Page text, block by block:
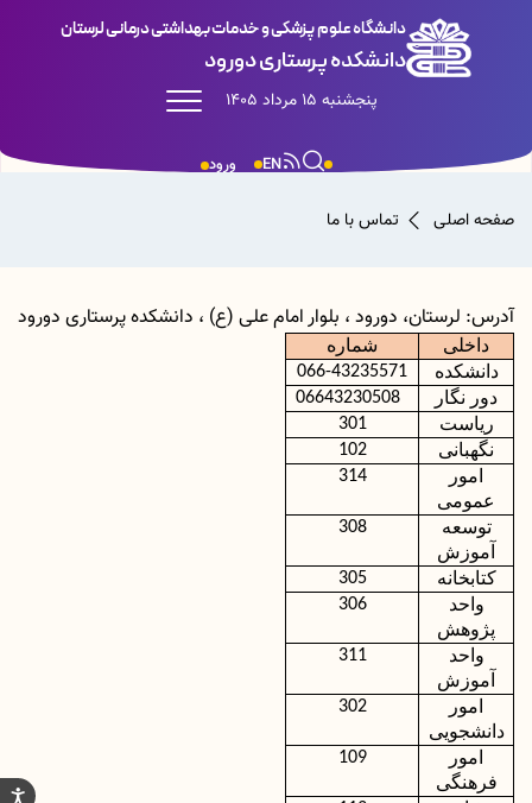
دانشگاه علوم پزشکی و خدمات بهداشتی درمانی لرستان
دانشکده پرستاری دورود
پنجشنبه 15 مرداد 1405
ورود EN
صفحه اصلی تماس با ما
آدرس: لرستان، دورود ، بلوار امام علی (ع) ، دانشکده پرستاری دورود
داخلی
شماره
دانشکده
066-43235571
دور نگار 06643230508
ریاست 301
نگهبانی 102
امور
عمومی
314
توسعه
آموزش
308
کتابخانه 305
واحد
پژوهش
306
واحد
آموزش
311
امور
دانشجویی
302
امور
فرهنگی
109